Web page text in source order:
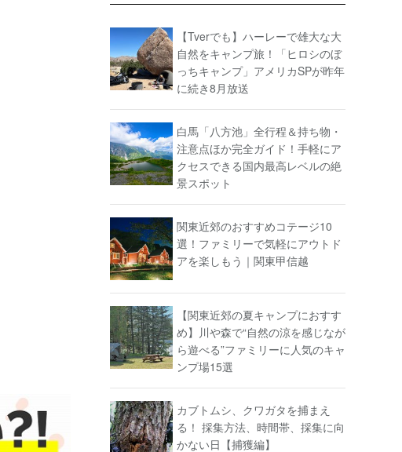
【Tverでも】ハーレーで雄大な大
自然をキャンプ旅！「ヒロシのぼ
っちキャンプ」アメリカSPが昨年
に続き8月放送
白馬「八方池」全行程＆持ち物・
注意点ほか完全ガイド！手軽にア
クセスできる国内最高レベルの絶
景スポット
関東近郊のおすすめコテージ10
選！ファミリーで気軽にアウトド
アを楽しもう｜関東甲信越
【関東近郊の夏キャンプにおすす
め】川や森で“自然の涼を感じなが
ら遊べる”ファミリーに人気のキャ
ンプ場15選
カブトムシ、クワガタを捕まえ
る！ 採集方法、時間帯、採集に向
かない日【捕獲編】